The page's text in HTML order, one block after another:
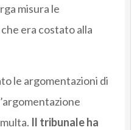
misura le
era costato alla
le argomentazioni di
Il tribunale ha